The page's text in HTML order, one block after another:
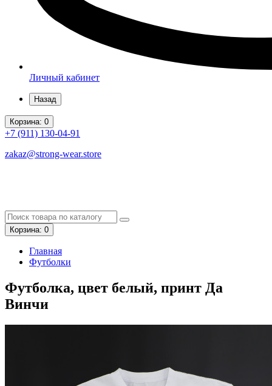
Личный кабинет
Назад
Корзина: 0
+7 (911) 130-04-91
zakaz@strong-wear.store
Корзина: 0
Главная
Футболки
Футболка, цвет белый, принт Да
Винчи